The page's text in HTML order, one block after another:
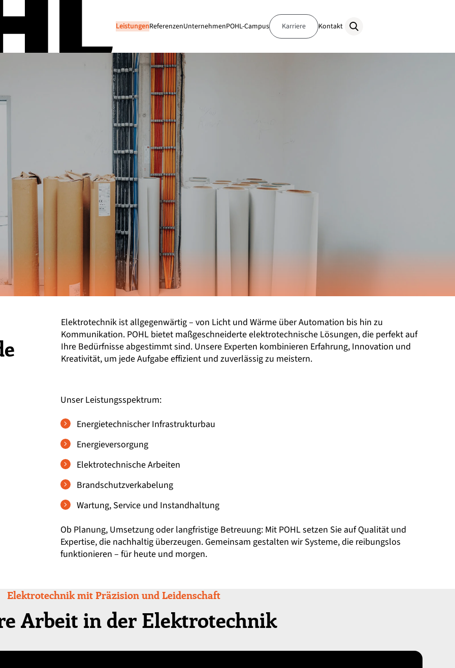
LeistungenReferenzenUnternehmenPOHL-Campus Karriere Kontakt
Elektrotechnik ist allgegenwärtig – von Licht und Wärme über Automation bis hin zu
Kommunikation. POHL bietet maßgeschneiderte elektrotechnische Lösungen, die perfekt auf
Ihre Bedürfnisse abgestimmt sind. Unsere Experten kombinieren Erfahrung, Innovation und
Kreativität, um jede Aufgabe effizient und zuverlässig zu meistern.
Unser Leistungsspektrum:
Energietechnischer Infrastrukturbau
Energieversorgung
Elektrotechnische Arbeiten
Brandschutzverkabelung
Wartung, Service und Instandhaltung
Ob Planung, Umsetzung oder langfristige Betreuung: Mit POHL setzen Sie auf Qualität und
Expertise, die nachhaltig überzeugen. Gemeinsam gestalten wir Systeme, die reibungslos
funktionieren – für heute und morgen.
Elektrotechnik mit Präzision und Leidenschaft
Arbeit in der Elektrotechnik